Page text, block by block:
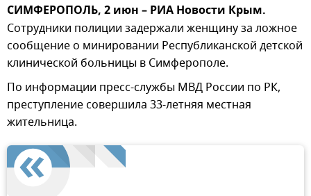
СИМФЕРОПОЛЬ, 2 июн – РИА Новости Крым.
Сотрудники полиции задержали женщину за ложное
сообщение о минировании Республиканской детской
клинической больницы в Симферополе.
По информации пресс-службы МВД России по РК,
преступление совершила 33-летняя местная
жительница.